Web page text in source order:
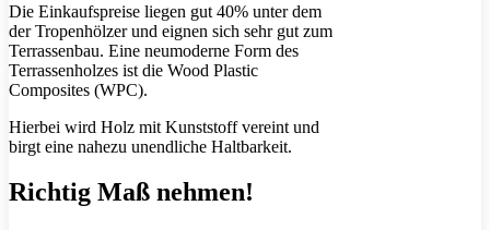
Die Einkaufspreise liegen gut 40% unter dem
der Tropenhölzer und eignen sich sehr gut zum
Terrassenbau. Eine neumoderne Form des
Terrassenholzes ist die Wood Plastic
Composites (WPC).
Hierbei wird Holz mit Kunststoff vereint und
birgt eine nahezu unendliche Haltbarkeit.
Richtig Maß nehmen!